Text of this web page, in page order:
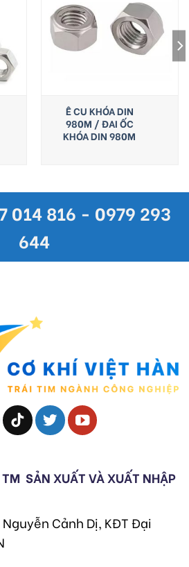
Ê CU KHÓA DIN
980M / ĐAI ỐC
KHÓA DIN 980M
014 816 - 0979 293
644
SẢN XUẤT VÀ XUẤT NHẬP
Cảnh Dị, KĐT Đại